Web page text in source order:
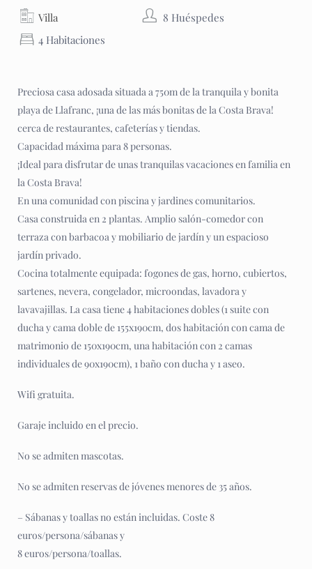
Villa
8 Huéspedes
4 Habitaciones
Preciosa casa adosada situada a 750m de la tranquila y bonita
playa de Llafranc, ¡una de las más bonitas de la Costa Brava!
cerca de restaurantes, cafeterías y tiendas.
Capacidad máxima para 8 personas.
¡Ideal para disfrutar de unas tranquilas vacaciones en familia en
la Costa Brava!
En una comunidad con piscina y jardines comunitarios.
Casa construida en 2 plantas. Amplio salón-comedor con
terraza con barbacoa y mobiliario de jardín y un espacioso
jardín privado.
Cocina totalmente equipada: fogones de gas, horno, cubiertos,
sartenes, nevera, congelador, microondas, lavadora y
lavavajillas. La casa tiene 4 habitaciones dobles (1 suite con
ducha y cama doble de 155x190cm, dos habitación con cama de
matrimonio de 150x190cm, una habitación con 2 camas
individuales de 90x190cm), 1 baño con ducha y 1 aseo.
Wifi gratuita.
Garaje incluido en el precio.
No se admiten mascotas.
No se admiten reservas de jóvenes menores de 35 años.
– Sábanas y toallas no están incluidas. Coste 8
euros/persona/sábanas y
8 euros/persona/toallas.